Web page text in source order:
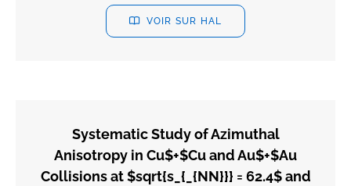
VOIR SUR HAL
Systematic Study of Azimuthal
Anisotropy in Cu$+$Cu and Au$+$Au
Collisions at $sqrt{s_{_{NN}}} = 62.4$ and